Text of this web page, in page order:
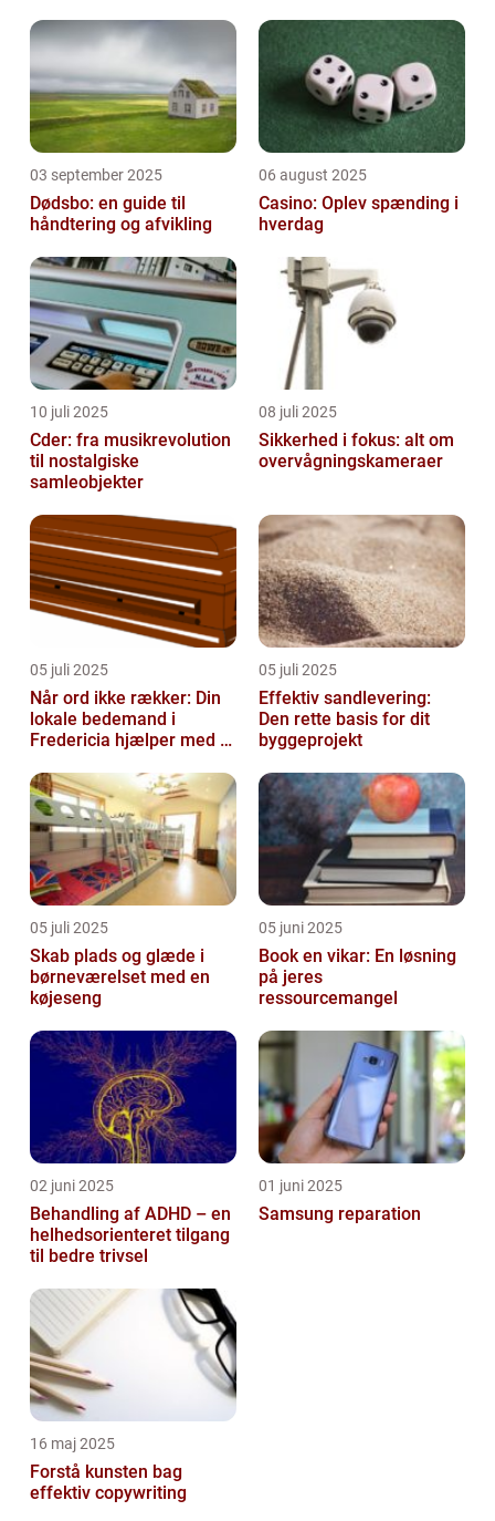
03 september 2025
Dødsbo: en guide til
håndtering og afvikling
06 august 2025
Casino: Oplev spænding i
hverdag
10 juli 2025
Cder: fra musikrevolution
til nostalgiske
samleobjekter
08 juli 2025
Sikkerhed i fokus: alt om
overvågningskameraer
05 juli 2025
Når ord ikke rækker: Din
lokale bedemand i
Fredericia hjælper med at
05 juli 2025
Effektiv sandlevering:
Den rette basis for dit
byggeprojekt
05 juli 2025
Skab plads og glæde i
børneværelset med en
køjeseng
05 juni 2025
Book en vikar: En løsning
på jeres
ressourcemangel
02 juni 2025
Behandling af ADHD – en
helhedsorienteret tilgang
til bedre trivsel
01 juni 2025
Samsung reparation
16 maj 2025
Forstå kunsten bag
effektiv copywriting